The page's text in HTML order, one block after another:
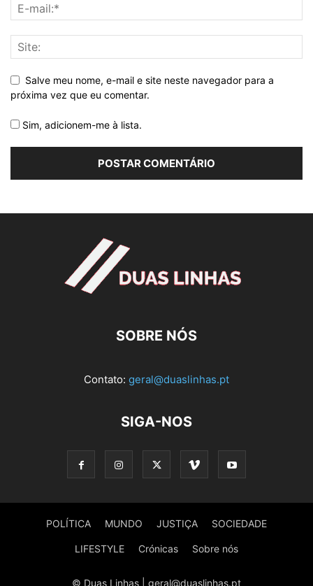
Salve meu nome, e-mail e site neste navegador para a
próxima vez que eu comentar.
Sim, adicionem-me à lista.
SOBRE NÓS
Contato: geral@duaslinhas.pt
SIGA-NOS
POLÍTICA MUNDO JUSTIÇA SOCIEDADE
LIFESTYLE Crónicas Sobre nós
© Duas Linhas | geral@duaslinhas.pt